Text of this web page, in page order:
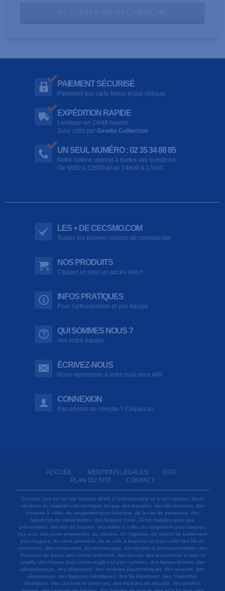
PAIEMENT SÉCURISÉ
Paiement par carte bleue et par chèque
EXPÉDITION RAPIDE
Livraison en 24/48 heures
Suivi colis par Geodis Calberson
UN SEUL NUMÉRO : 02 35 34 88 85
Notre hotline répond à toutes vos questions
De 9h30 à 13h00 et de 14h00 à 17h00
LES + DE CECSMO.COM
Toutes les bonnes raisons de commander
NOS PRODUITS
Cliquez ici pour un accès direct
INFOS PRATIQUES
Pour l'orthodontiste et son équipe
QUI SOMMES NOUS ?
Voir notre équipe
ÉCRIVEZ-NOUS
Nous répondons à votre mail sous 48h
CONNEXION
Pas encore de compte ? Cliquez ici
ACCUEIL - MENTIONS LÉGALES - CGV -
PLAN DU SITE - CONTACT
Cecsmo.com est un site internet dédié à l'orthodontiste et à son cabinet. Nous
vendons du matériel orthodontique tel que des brackets, des kits brackets, des
boutons à coller, du rangement pour brackets, de la cire de protection, des
typodonts de présentation, des bagues (1ère, 2ème molaires ainsi que
prémolaires), des kits de bagues, des tubes à coller, du rangement pour bagues,
des arcs, des porte-empreintes, du silicone, de l'alginate, du ciment de scellement
pour bagues, du verre ionomère, de la colle à brackets et pour coller des fils de
contention, des composites, du mordançage, des lampes à photopolymériser, des
écarteurs de joues, des cotons salivaires, des pinces, des instruments à main et
rotatifs, des fraises pour contre-angles et pour turbines, des fraises résines, des
aéropolisseurs, des détartreurs, des modules élastomériques, des ressorts, des
séparateurs, des ligatures métalliques, des fils élastiques, des chaînettes
élastiques, des crochets et potences, des modules de sécurité, des position